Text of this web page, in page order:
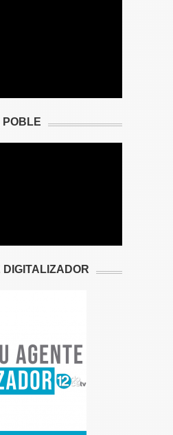
POBLE
DIGITALIZADOR